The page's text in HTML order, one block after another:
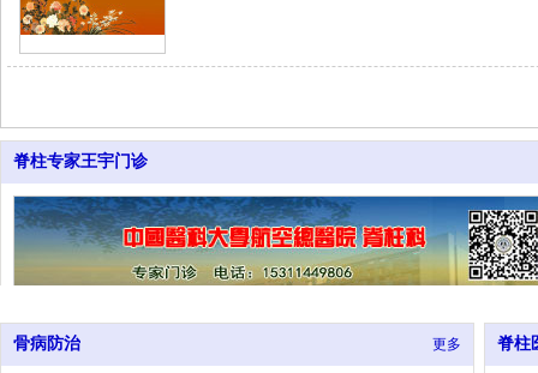
脊柱专家王宇门诊
骨病防治 更多 脊柱